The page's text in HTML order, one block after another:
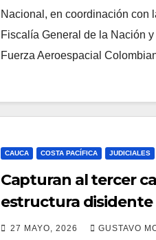
Nacional, en coordinación con
Fiscalía General de la Nación
Fuerza Aeroespacial
CAUCA COSTA PACÍFICA JUDICIALES
Capturan al tercer
estructura disidente
pacífica
27 MAYO, 2026 GUSTAVO